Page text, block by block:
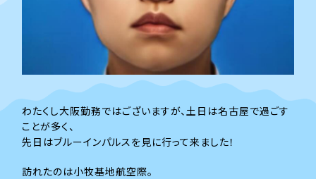
わたくし大阪勤務ではございますが、土日は名古屋で過ごす
ことが多く、
先日はブルーインパルスを見に行って来ました！
訪れたのは小牧基地航空際。